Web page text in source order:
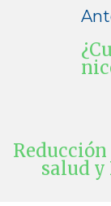
Reducción
salud y